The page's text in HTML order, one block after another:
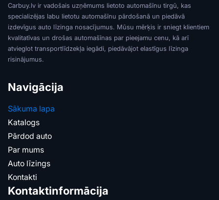
Carbuy.lv ir vadošais uzņēmums lietoto automašīnu tirgū, kas
specializējas labu lietotu automašīnu pārdošanā un piedāvā
izdevīgus auto līzinga nosacījumus. Mūsu mērķis ir sniegt klientiem
kvalitatīvas un drošas automašīnas par pieejamu cenu, kā arī
atvieglot transportlīdzekļa iegādi, piedāvājot elastīgus līzinga
risinājumus.
Navigācija
Sākuma lapa
Katalogs
Pārdod auto
Par mums
Auto līzings
Kontakti
Kontaktinformācija